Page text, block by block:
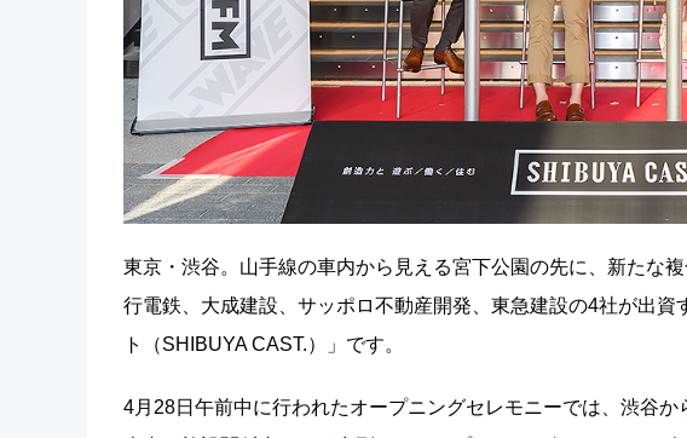
東京・渋谷。山手線の車内から見える宮下公園の先に、新たな
行電鉄、大成建設、サッポロ不動産開発、東急建設の4社が出
ト（SHIBUYA CAST.）」です。
4月28日午前中に行われたオープニングセレモニーでは、渋谷